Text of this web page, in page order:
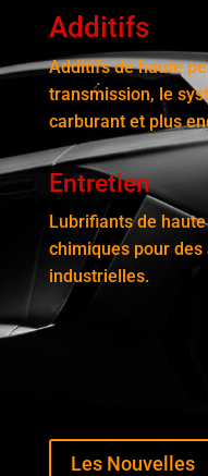
Additifs
Additifs de haute
transmission, le
carburant et plus
Entretien
Lubrifiants de
chimiques pour
industrielles.
Les Nouvelles